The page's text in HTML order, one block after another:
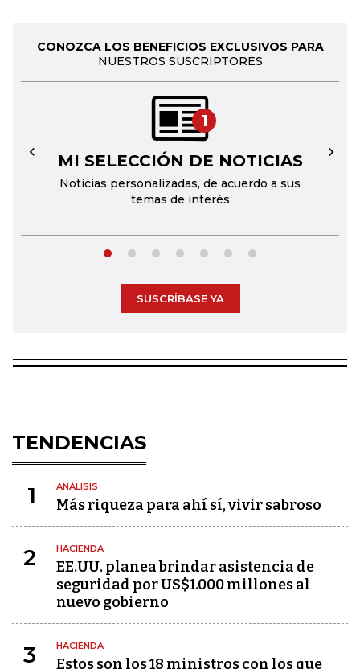
CONOZCA LOS BENEFICIOS EXCLUSIVOS PARA
NUESTROS SUSCRIPTORES
1
MI SELECCIÓN DE NOTICIAS
Noticias personalizadas, de acuerdo a sus
temas de interés
← →
SUSCRÍBASE YA
TENDENCIAS
1 ANÁLISIS
Más riqueza para ahí sí, vivir sabroso
2 HACIENDA
EE.UU. planea brindar asistencia de
seguridad por US$1.000 millones al
nuevo gobierno
3 HACIENDA
Estos son los 18 ministros con los que